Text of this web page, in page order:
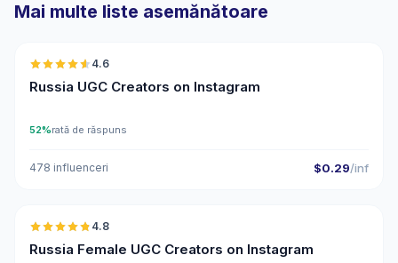
Mai multe liste asemănătoare
4.6
Russia UGC Creators on Instagram
52%rată de răspuns
478 influenceri $0.29/inf
🇷🇺
4.8
Russia Female UGC Creators on Instagram